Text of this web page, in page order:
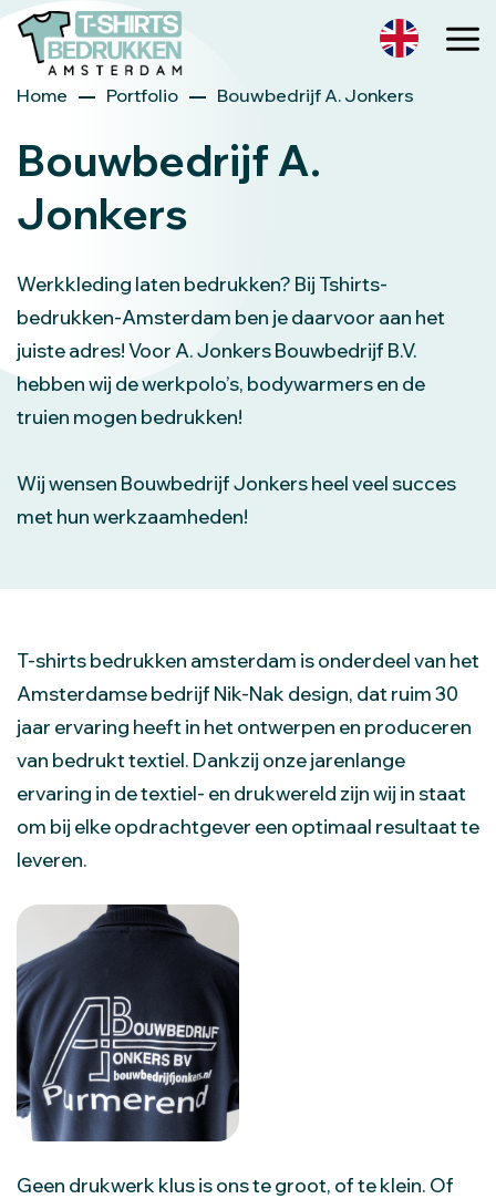
Home Portfolio Bouwbedrijf A. Jonkers
Bouwbedrijf A.
Jonkers
Werkkleding laten bedrukken? Bij Tshirts-
bedrukken-Amsterdam ben je daarvoor aan het
juiste adres! Voor A. Jonkers Bouwbedrijf B.V.
hebben wij de werkpolo’s, bodywarmers en de
truien mogen bedrukken!
Wij wensen Bouwbedrijf Jonkers heel veel succes
met hun werkzaamheden!
T-shirts bedrukken amsterdam is onderdeel van het
Amsterdamse bedrijf Nik-Nak design, dat ruim 30
jaar ervaring heeft in het ontwerpen en produceren
van bedrukt textiel. Dankzij onze jarenlange
ervaring in de textiel- en drukwereld zijn wij in staat
om bij elke opdrachtgever een optimaal resultaat te
leveren.
Geen drukwerk klus is ons te groot, of te klein. Of